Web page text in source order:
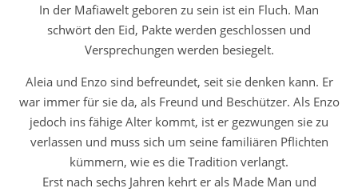
In der Mafiawelt geboren zu sein ist ein Fluch. Man
schwört den Eid, Pakte werden geschlossen und
Versprechungen werden besiegelt.
Aleia und Enzo sind befreundet, seit sie denken kann. Er
war immer für sie da, als Freund und Beschützer. Als Enzo
jedoch ins fähige Alter kommt, ist er gezwungen sie zu
verlassen und muss sich um seine familiären Pflichten
kümmern, wie es die Tradition verlangt.
Erst nach sechs Jahren kehrt er als Made Man und